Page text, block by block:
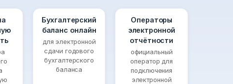
Бухгалтерский
баланс онлайн
для электронной
сдачи годового
бухгалтерского
баланса
Операторы
электронной
отчётности
официальный
оператор для
подключения
электронной